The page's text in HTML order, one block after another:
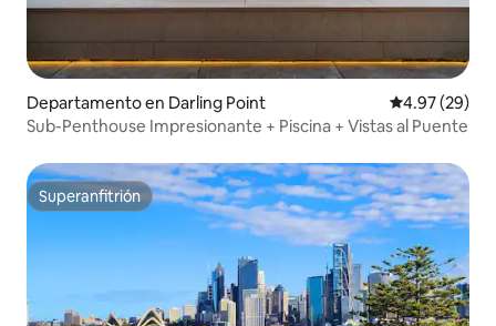
Departamento en Darling Point Calificación
4.97 (29)
Sub-Penthouse Impresionante + Piscina + Vistas al Puente
Superanfitrión
Superanfitrión